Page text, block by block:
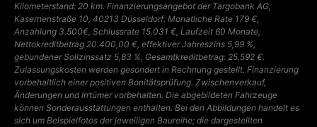
Kilometerstand: 20 km. Finanzierungsangebot der Targobank AG,
Kasernenstraße 10, 40213 Düsseldorf: Monatliche Rate 179 €,
Anzahlung 3.500€, Schlussrate 15.031 €, Laufzeit 60 Monate,
Nettokreditbetrag 20.400,00 €, effektiver Jahreszins 5,99 %,
gebundener Sollzinssatz 5,83 %, Gesamtkreditbetrag: 25.592 €.
Zulassungskosten werden gesondert in Rechnung gestellt. Finanzierung
vorbehaltlich einer positiven Bonitätsprüfung. Zwischenverkauf,
Änderungen und Irrtümer vorbehalten. Die abgebildeten Fahrzeuge
können Sonderausstattungen enthalten. Bei den Abbildungen handelt es
sich um Beispielfotos der jeweiligen Baureihe; die dargestellten